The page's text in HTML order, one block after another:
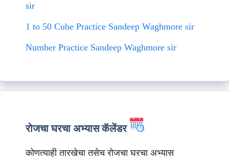
sir
1 to 50 Cube Practice Sandeep Waghmore sir
Number Practice Sandeep Waghmore sir
रोजचा घरचा अभ्यास कॅलेंडर
कोणत्याही तारखेचा तसेच रोजचा घरचा अभ्यास